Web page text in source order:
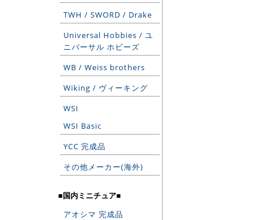
TWH / SWORD / Drake
Universal Hobbies / ユ
ニバーサル ホビーズ
WB / Weiss brothers
Wiking / ヴィーキング
WSI
WSI Basic
YCC 完成品
その他メーカー(海外)
■国内ミニチュア■
アオシマ 完成品